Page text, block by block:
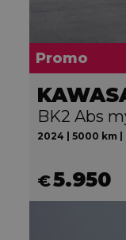
Promo
BK2 Abs
2024 | 5000 km |
€5.950